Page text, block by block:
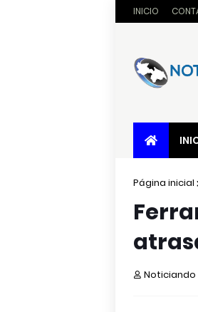
INICIO
Página inicial
Noticiando